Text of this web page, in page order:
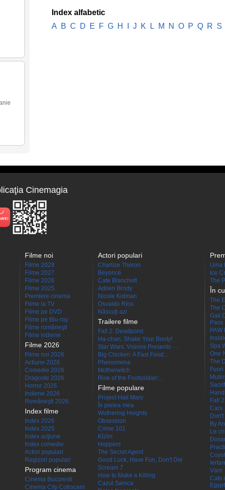
Index alfabetic
A
B C D E F G H J K L M N O P Q R S
Cinemagia
Filme noi
Filme 2028
Filme 2027
Filme 2026
Filme 2025
Premiere cinema
Filme la TV
Filme pe DVD
Filme pe Blu-ray
Filme româneşti
Filme indiene
Filme 2026
Filme noi 2026
Actiune 2026
Comedie 2026
Dragoste 2026
Horror 2026
Indiene 2026
Româneşti 2026
Index filme
Index 2026
Index 2025
Index acţiune
Index comedie
Actori populari
Regizori populari
Program cinema
Cinema Bucuresti
Cinema City Cotroceni
Actori populari
Charlize Theron
Beyoncé
Cate Blanchett
Adrien Brody
Nicole Kidman
Osvaldo Ríos
Născuţi azi
Trailere filme
Fall 2: Deadpoint
Ha-chan, Shake Your Booty!
Star Wars: Visions Presents -...
Big Chicken: A Fast Food...
Phenomena
Motherwitch
Rise of the Footsoldier:...
Filme populare
Project Hail Mary
În pielea mea
Wuthering Heights
Obsession
Crime 101
Kîzîm
Hoppers
The Secret Agent
Good Luck, Have Fun, Don't Die
Scream 7
How to Make a Killing
Cazul Samca
Uma
Ice
The
În
The
The
Gail
Pass
Spa
One
The
Fuori
Fall
Cars
By
Le
Värn
Cats
Egypt